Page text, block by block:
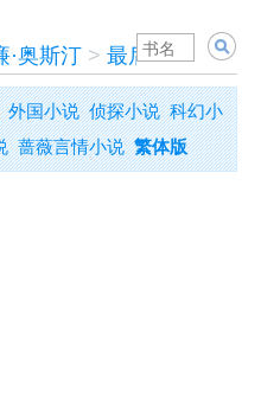
·奥斯汀 > 最后一劫
外国小说 侦探小说 科幻小
蔷薇言情小说 繁体版